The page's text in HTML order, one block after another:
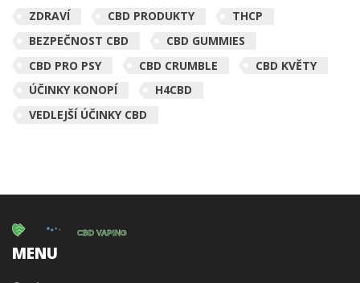
ZDRAVÍ
CBD PRODUKTY
THCP
BEZPEČNOST CBD
CBD GUMMIES
CBD PRO PSY
CBD CRUMBLE
CBD KVĚTY
ÚČINKY KONOPÍ
H4CBD
VEDLEJŠÍ ÚČINKY CBD
MENU